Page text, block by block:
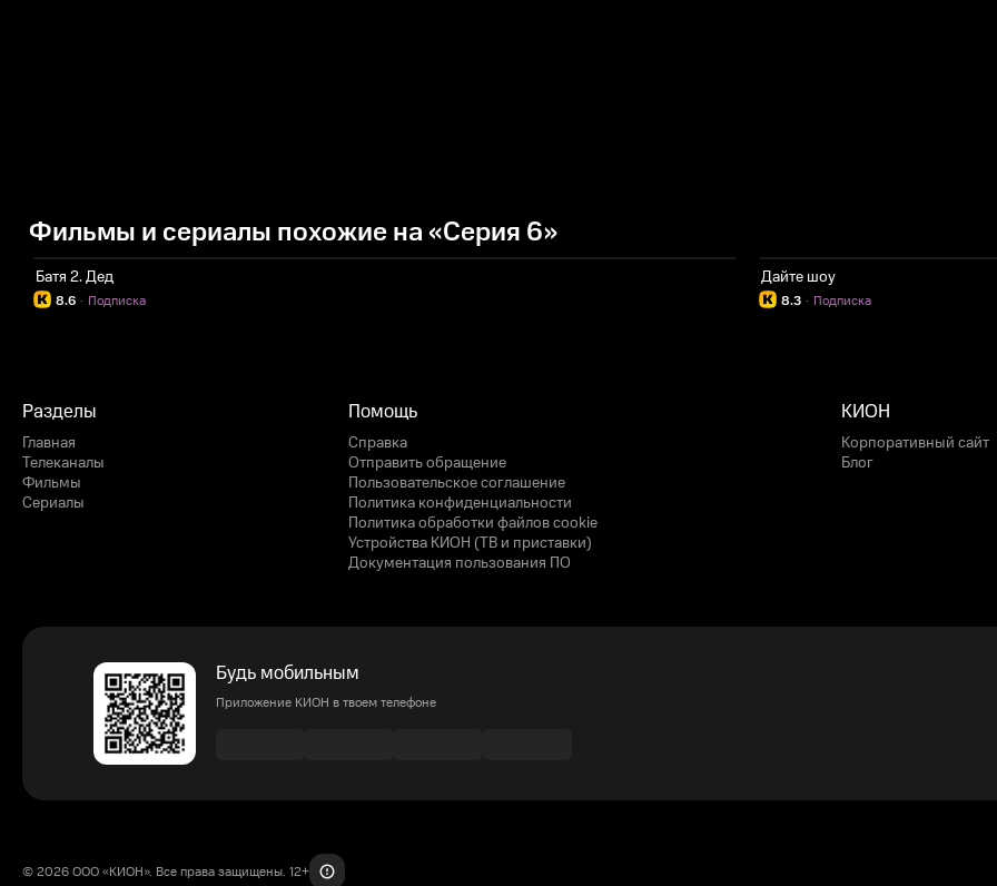
Фильмы и сериалы похожие на «Серия 6»
Батя 2. Дед
8.6 Подписка
·
Дайте шоу
8.3 Подписка
·
Разделы
Главная
Телеканалы
Фильмы
Сериалы
Помощь
Справка
Отправить обращение
Пользовательское соглашение
Политика конфиденциальности
Политика обработки файлов cookie
Устройства КИОН (ТВ и приставки)
Документация пользования ПО
КИОН
Корпоративный сайт
Блог
Будь мобильным
Приложение КИОН в твоем телефоне
© 2026 ООО «КИОН». Все права защищены. 12+